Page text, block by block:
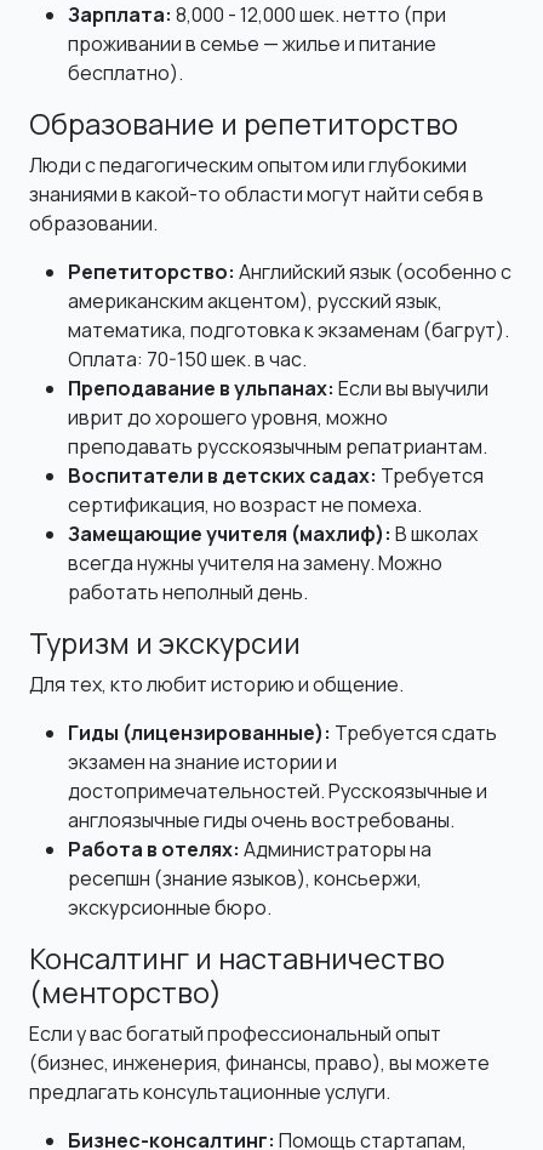
Зарплата: 8,000 - 12,000 шек. нетто (при
проживании в семье — жилье и питание
бесплатно).
Образование и репетиторство
Люди с педагогическим опытом или глубокими
знаниями в какой-то области могут найти себя в
образовании.
Репетиторство: Английский язык (особенно с
американским акцентом), русский язык,
математика, подготовка к экзаменам (багрут).
Оплата: 70-150 шек. в час.
Преподавание в ульпанах: Если вы выучили
иврит до хорошего уровня, можно
преподавать русскоязычным репатриантам.
Воспитатели в детских садах: Требуется
сертификация, но возраст не помеха.
Замещающие учителя (махлиф): В школах
всегда нужны учителя на замену. Можно
работать неполный день.
Туризм и экскурсии
Для тех, кто любит историю и общение.
Гиды (лицензированные): Требуется сдать
экзамен на знание истории и
достопримечательностей. Русскоязычные и
англоязычные гиды очень востребованы.
Работа в отелях: Администраторы на
ресепшн (знание языков), консьержи,
экскурсионные бюро.
Консалтинг и наставничество
(менторство)
Если у вас богатый профессиональный опыт
(бизнес, инженерия, финансы, право), вы можете
предлагать консультационные услуги.
Бизнес-консалтинг: Помощь стартапам,